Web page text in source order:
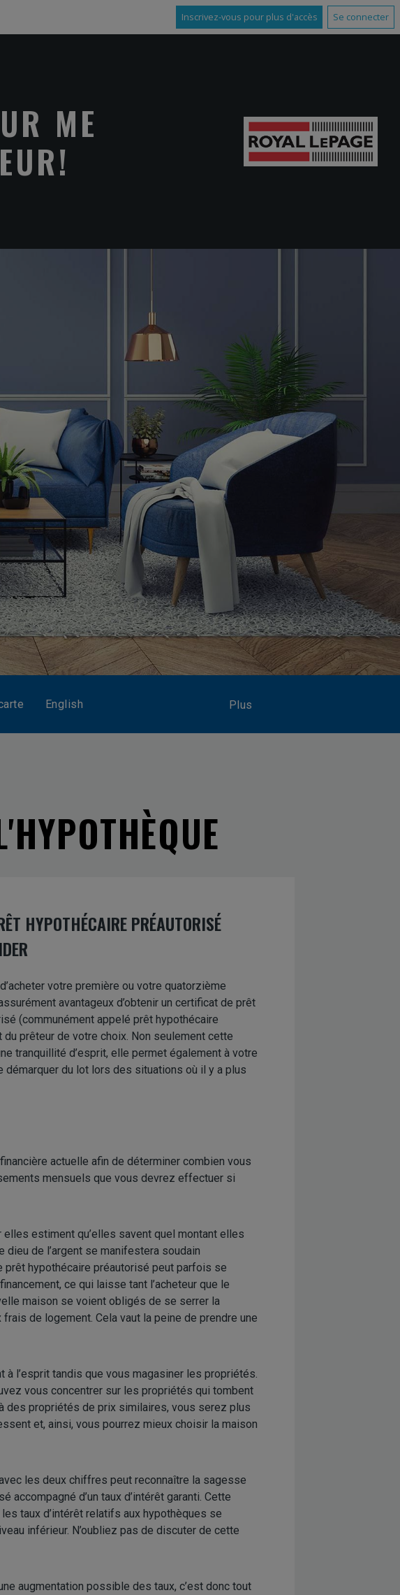
Inscrivez-vous pour plus d'accès Se connecter
ME
Plus
English
HYPOTHÉCAIRE PRÉAUTORISÉ
votre première ou votre quatorzième
avantageux d’obtenir un certificat de prêt
(communément appelé prêt hypothécaire
du prêteur de votre choix. Non seulement cette
tranquillité d’esprit, elle permet également à votre
du lot lors des situations où il y a plus
actuelle afin de déterminer combien vous
mensuels que vous devrez effectuer si
estiment qu’elles savent quel montant elles
dieu de l’argent se manifestera soudain
prêt hypothécaire préautorisé peut parfois se
ce qui laisse tant l’acheteur que le
maison se voient obligés de se serrer la
de logement. Cela vaut la peine de prendre une
l’esprit tandis que vous magasiner les propriétés.
vous concentrer sur les propriétés qui tombent
des propriétés de prix similaires, vous serez plus
et, ainsi, vous pourrez mieux choisir la maison
les deux chiffres peut reconnaître la sagesse
accompagné d’un taux d’intérêt garanti. Cette
taux d’intérêt relatifs aux hypothèques se
inférieur. N’oubliez pas de discuter de cette
augmentation possible des taux, c’est donc tout